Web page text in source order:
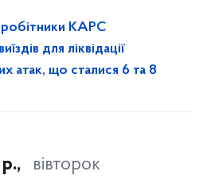
робітники КАРС
для ліквідації
атак, що сталися 6 та 8
вівторок